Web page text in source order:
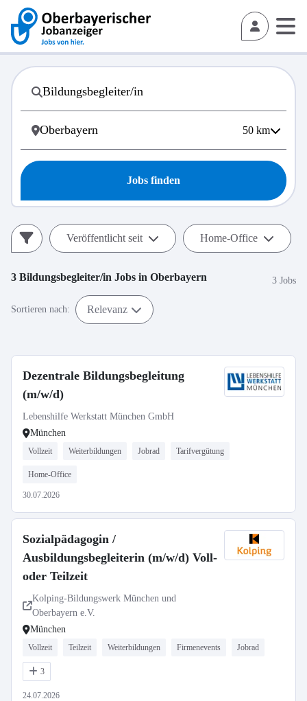
50 km
Jobs finden
Veröffentlicht seit Home-Office
3 Bildungsbegleiter/in Jobs in Oberbayern 3 Jobs
Sortieren nach: Relevanz
Dezentrale Bildungsbegleitung
(m/w/d)
Lebenshilfe Werkstatt München GmbH
München
Vollzeit Weiterbildungen Jobrad Tarifvergütung
Home-Office
30.07.2026
Sozialpädagogin /
Ausbildungsbegleiterin (m/w/d) Voll-
oder Teilzeit
Kolping-Bildungswerk München und
Oberbayern e.V.
München
Vollzeit Teilzeit Weiterbildungen Firmenevents Jobrad
3
24.07.2026